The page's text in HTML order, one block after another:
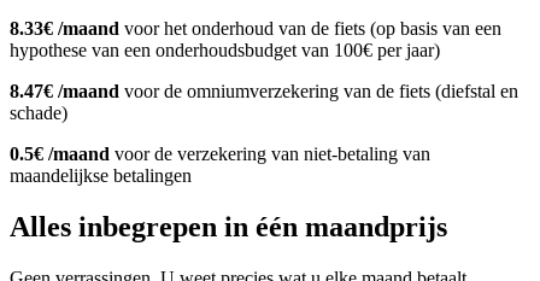
8.33€ /maand voor het onderhoud van de fiets (op basis van een
hypothese van een onderhoudsbudget van 100€ per jaar)
8.47€ /maand voor de omniumverzekering van de fiets (diefstal en
schade)
0.5€ /maand voor de verzekering van niet-betaling van
maandelijkse betalingen
Alles inbegrepen in één maandprijs